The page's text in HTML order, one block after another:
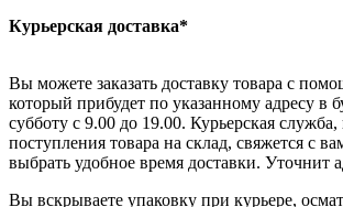
Курьерская доставка*
Вы можете заказать доставку товара с
который прибудет по указанному адресу в
субботу с 9.00 до 19.00. Курьерская служба,
поступления товара на склад, свяжется с
выбрать удобное время доставки. Уточнит
Вы вскрываете упаковку при курьере,